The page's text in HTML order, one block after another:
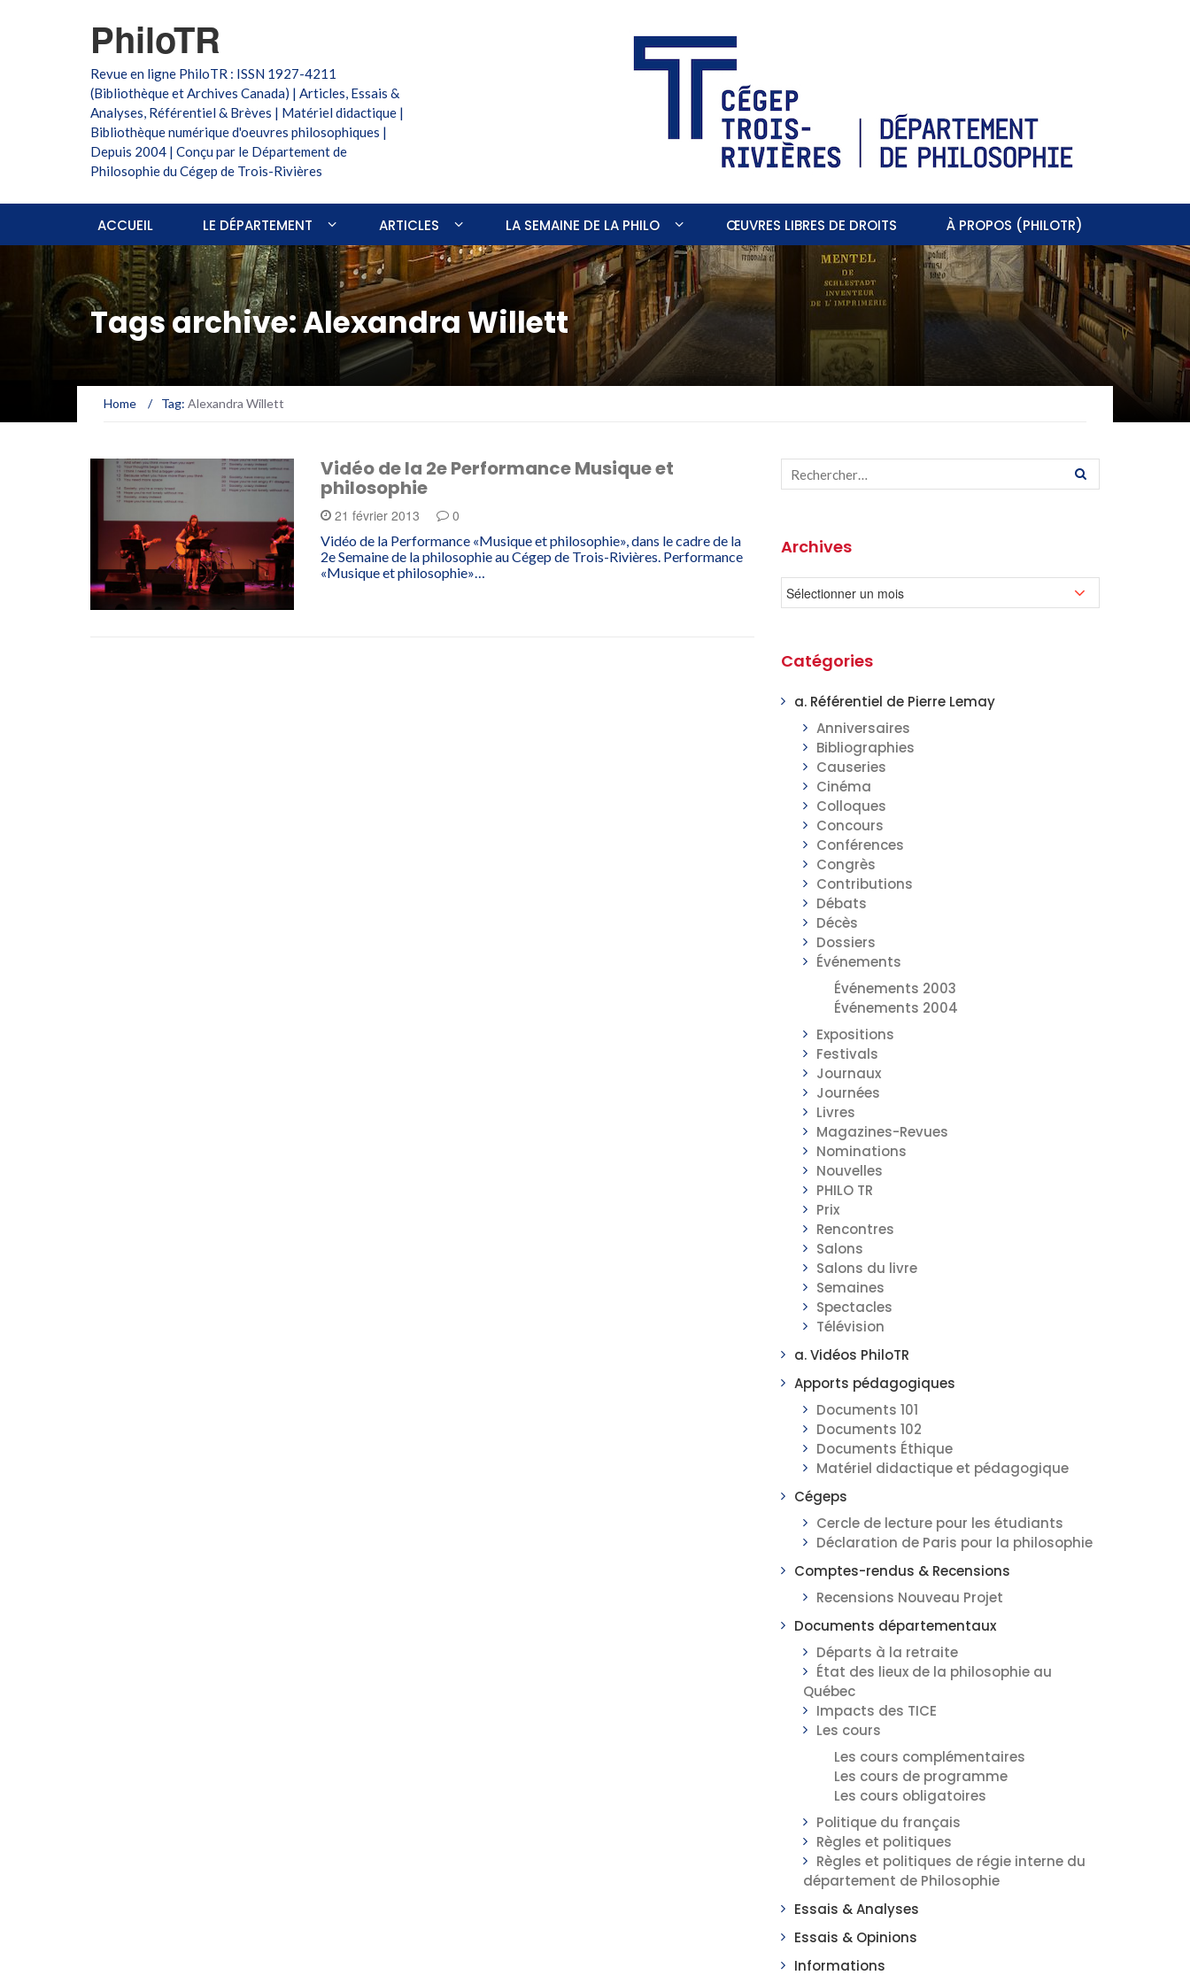
PhiloTR
Revue en ligne PhiloTR : ISSN 1927-4211
(Bibliothèque et Archives Canada) | Articles, Essais &
Analyses, Référentiel & Brèves | Matériel didactique |
Bibliothèque numérique d'oeuvres philosophiques |
Depuis 2004 | Conçu par le Département de
Philosophie du Cégep de Trois-Rivières
ACCUEIL LE DÉPARTEMENT ARTICLES LA SEMAINE DE LA PHILO ŒUVRES LIBRES DE DROITS À PROPOS (PHILOTR)
Tags archive: Alexandra Willett
Home / Tag: Alexandra Willett
Vidéo de la 2e Performance Musique et
philosophie
21 février 2013 0
Vidéo de la Performance «Musique et philosophie», dans le cadre de la
2e Semaine de la philosophie au Cégep de Trois-Rivières. Performance
«Musique et philosophie»…
Archives
Catégories
a. Référentiel de Pierre Lemay
Anniversaires
Bibliographies
Causeries
Cinéma
Colloques
Concours
Conférences
Congrès
Contributions
Débats
Décès
Dossiers
Événements
Événements 2003
Événements 2004
Expositions
Festivals
Journaux
Journées
Livres
Magazines-Revues
Nominations
Nouvelles
PHILO TR
Prix
Rencontres
Salons
Salons du livre
Semaines
Spectacles
Télévision
a. Vidéos PhiloTR
Apports pédagogiques
Documents 101
Documents 102
Documents Éthique
Matériel didactique et pédagogique
Cégeps
Cercle de lecture pour les étudiants
Déclaration de Paris pour la philosophie
Comptes-rendus & Recensions
Recensions Nouveau Projet
Documents départementaux
Départs à la retraite
État des lieux de la philosophie au
Québec
Impacts des TICE
Les cours
Les cours complémentaires
Les cours de programme
Les cours obligatoires
Politique du français
Règles et politiques
Règles et politiques de régie interne du
département de Philosophie
Essais & Analyses
Essais & Opinions
Informations